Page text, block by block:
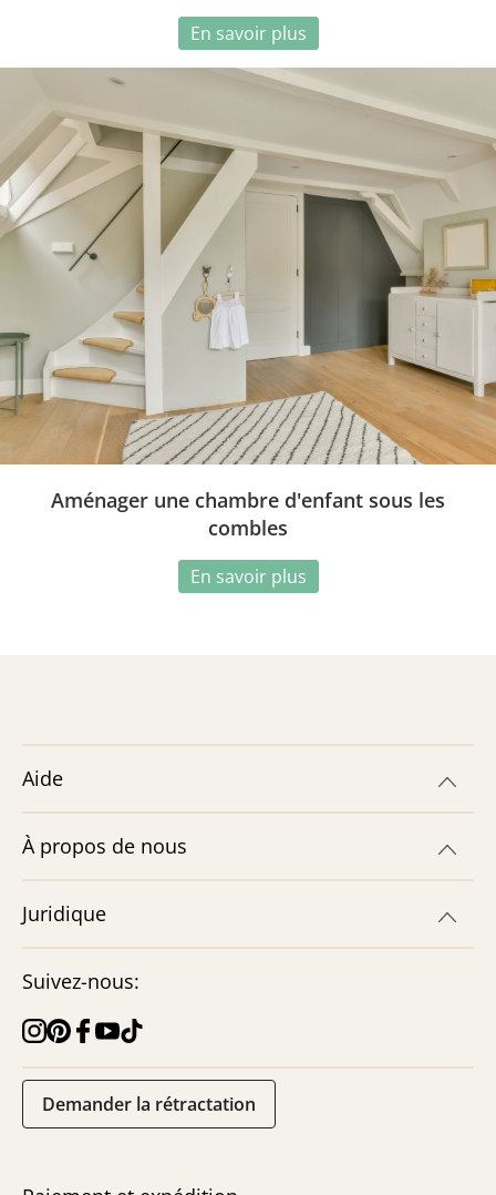
En savoir plus
Aménager une chambre d'enfant sous les
combles
En savoir plus
Aide
À propos de nous
Juridique
Suivez-nous:
Demander la rétractation